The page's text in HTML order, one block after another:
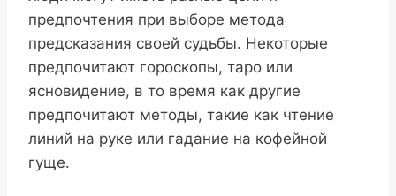
предпочтения при выборе метода
предсказания своей судьбы. Некоторые
предпочитают гороскопы, таро или
ясновидение, в то время как другие
предпочитают методы, такие как чтение
линий на руке или гадание на кофейной
гуще.